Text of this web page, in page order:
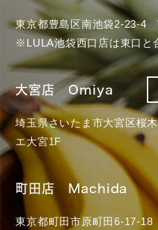
東京都豊島区南池袋2-23-4
※LULA池袋西口店は東口と
大宮店 Omiya
埼玉県さいたま市大宮区桜
エ大宮1F
町田店 Machida
東京都町田市原町田6-17-